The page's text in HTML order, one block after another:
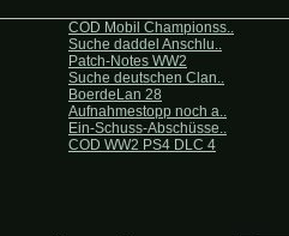
COD Mobil Championss..
Suche daddel Anschlu..
Patch-Notes WW2
Suche deutschen Clan..
BoerdeLan 28
Aufnahmestopp noch a..
Ein-Schuss-Abschüsse..
COD WW2 PS4 DLC 4